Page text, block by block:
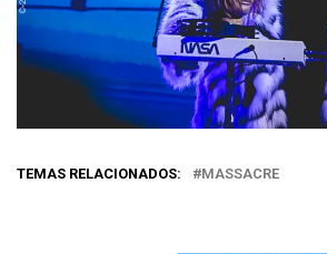
TEMAS RELACIONADOS: MASSACRE